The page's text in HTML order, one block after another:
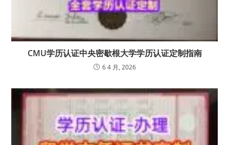
CMU学历认证中央密歇根大学学历认证定制指南
6 4 月, 2026